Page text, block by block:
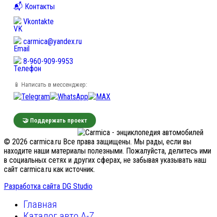
📬 Контакты
Vkontakte
carmica@yandex.ru
8-960-909-9953
📱 Написать в мессенджер:
🤝 Поддержать проект
© 2026 carmica.ru Все права защищены. Мы рады, если вы
находите наши материалы полезными. Пожалуйста, делитесь ими
в социальных сетях и других сферах, не забывая указывать наш
сайт carmica.ru как источник.
Разработка сайта DG Studio
Главная